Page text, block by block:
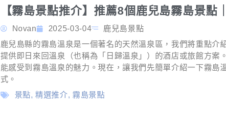
【霧島景點推介】推薦8個鹿兒島霧島景點
Novan 2025-03-04
鹿兒島景點
鹿兒島縣的霧島溫泉是一個著名的天然溫泉區，我們將重點介
提供即日來回溫泉（也稱為「日歸溫泉」）的酒店或旅館方案
能感受到霧島溫泉的魅力。現在，讓我們先簡單介紹一下霧島
式。
景點,精選推介, 霧島景點